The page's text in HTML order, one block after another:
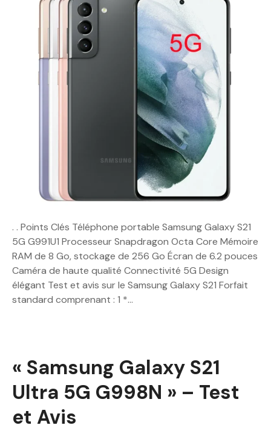
. . Points Clés Téléphone portable Samsung Galaxy S21
5G G991U1 Processeur Snapdragon Octa Core Mémoire
RAM de 8 Go, stockage de 256 Go Écran de 6.2 pouces
Caméra de haute qualité Connectivité 5G Design
élégant Test et avis sur le Samsung Galaxy S21 Forfait
standard comprenant : 1 *…
« Samsung Galaxy S21
Ultra 5G G998N » – Test
et Avis